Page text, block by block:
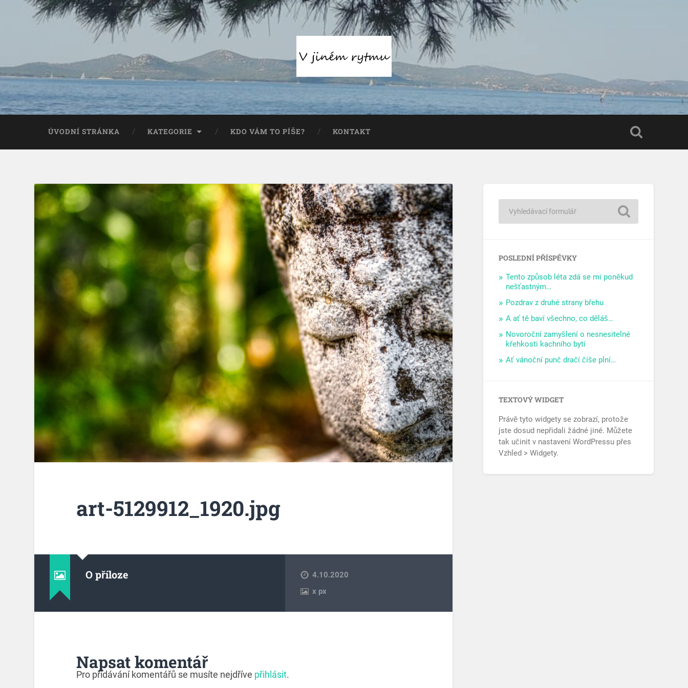
ÚVODNÍ STRÁNKA KATEGORIE KDO VÁM TO PÍŠE? KONTAKT
art-5129912_1920.jpg
O příloze
4.10.2020
x px
Napsat komentář
Pro přidávání komentářů se musíte nejdříve přihlásit.
POSLEDNÍ PŘÍSPĚVKY
Tento způsob léta zdá se mi poněkud
nešťastným…
Pozdrav z druhé strany břehu
A ať tě baví všechno, co děláš…
Novoroční zamyšlení o nesnesitelné
křehkosti kachního bytí
Ať vánoční punč dračí číše plní…
TEXTOVÝ WIDGET
Právě tyto widgety se zobrazí, protože
jste dosud nepřidali žádné jiné. Můžete
tak učinit v nastavení WordPressu přes
Vzhled > Widgety.